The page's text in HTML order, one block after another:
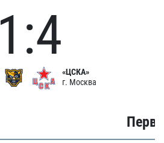
1:4
«ЦСКА»
г. Москва